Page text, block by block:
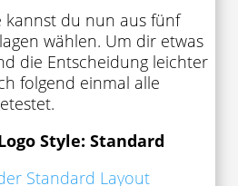
kannst du nun aus fünf
wählen. Um dir etwas
die Entscheidung leichter
folgend einmal alle
Style: Standard